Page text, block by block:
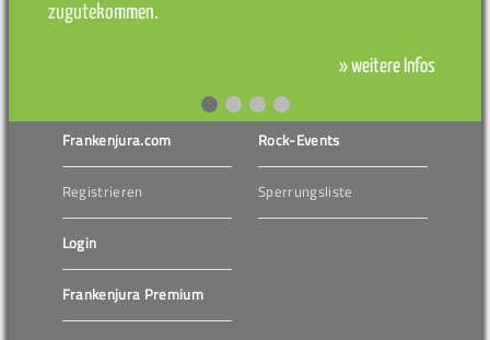
zugutekommen.
» weitere Infos
Frankenjura.com
Registrieren
Login
Frankenjura Premium
Rock-Events
Sperrungsliste